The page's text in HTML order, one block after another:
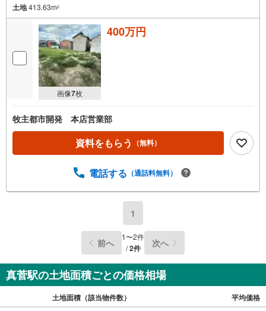
土地413.63m2
画像7枚
400万円
牧主都市開発 本店営業部
資料をもらう （無料）
電話する （通話料無料）
1
前へ 1〜2件
/2件 次へ
真菅駅の土地面積ごとの価格相場
土地面積（該当物件数） 平均価格